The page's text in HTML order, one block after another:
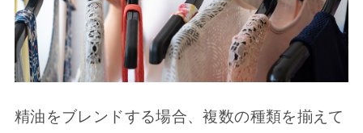
精油をブレンドする場合、複数の種類を揃えて